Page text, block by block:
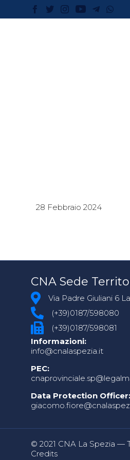
28 Febbraio 2024
CNA Sede
Via Padre Giuliani 6
(+39)0187/598080
(+39)0187/598081
Informazioni:
info@cnalaspezia.it
PEC:
Data Protection Officer:
© 2021 CNA La Spezia —
Credits